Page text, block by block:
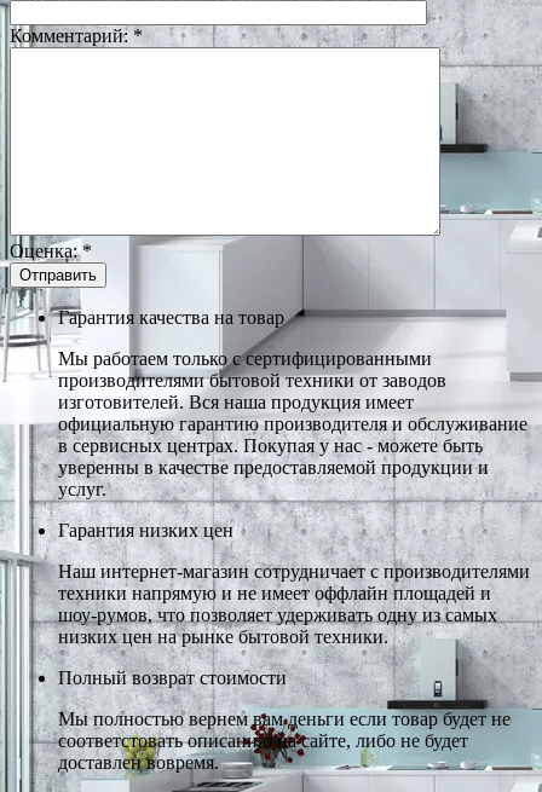
Комментарий: *
Оценка:*
Гарантия качества на товар
Мы работаем только с сертифицированными
производителями бытовой техники от заводов
изготовителей. Вся наша продукция имеет
официальную гарантию производителя и обслуживание
в сервисных центрах. Покупая у нас - можете быть
уверенны в качестве предоставляемой продукции и
услуг.
Гарантия низких цен
Наш интернет-магазин сотрудничает с производителями
техники напрямую и не имеет оффлайн площадей и
шоу-румов, что позволяет удерживать одну из самых
низких цен на рынке бытовой техники.
Полный возврат стоимости
Мы полностью вернем вам деньги если товар будет не
соответстовать описанию на сайте, либо не будет
доставлен вовремя.